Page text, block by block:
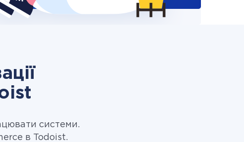
системи.
в Todoist.